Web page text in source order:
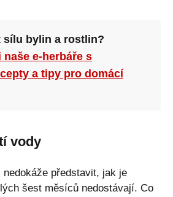
sílu bylin a rostlin?
e-herbáře s
a tipy pro domácí
vody
představit, jak je
šest měsíců nedostávají. Co